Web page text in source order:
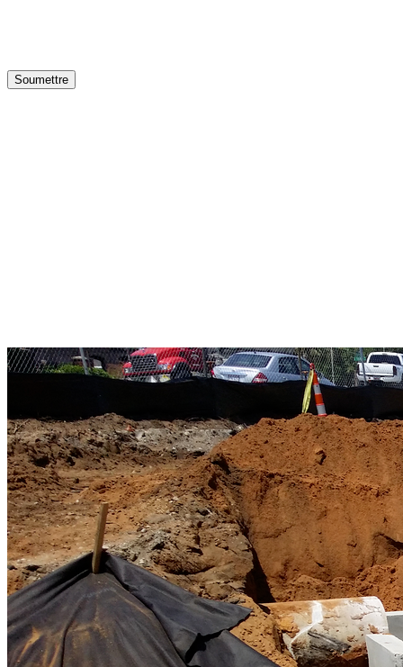
Soumettre